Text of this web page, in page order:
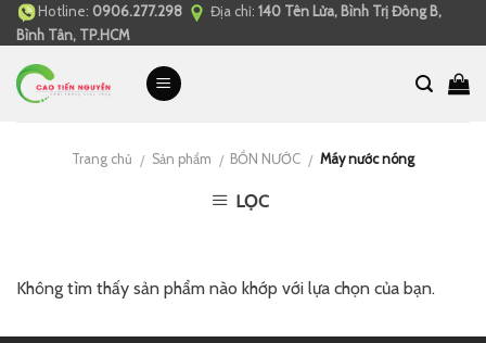
Skip
to
content
Hotline: 0906.277.298 Địa chỉ: 140 Tên Lửa, Bình Trị Đông B,
Bình Tân, TP.HCM
Trang chủ / Sản phẩm / BỒN NƯỚC / Máy nước nóng
LỌC
Không tìm thấy sản phẩm nào khớp với lựa chọn của bạn.